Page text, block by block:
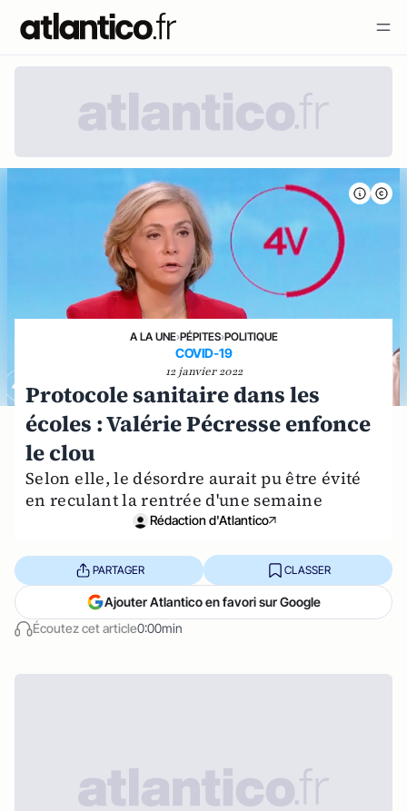
A LA UNE›PÉPITES›POLITIQUE
COVID-19
12 janvier 2022
Protocole sanitaire dans les
écoles : Valérie Pécresse enfonce
le clou
Selon elle, le désordre aurait pu être évité
en reculant la rentrée d'une semaine
Rédaction d'Atlantico
Écoutez cet article0:00min
PARTAGER CLASSER
Ajouter Atlantico en favori sur Google